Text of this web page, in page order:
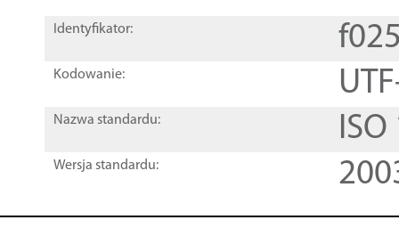
Identyfikator:
Kodowanie:
Nazwa standardu:
Wersja standardu: